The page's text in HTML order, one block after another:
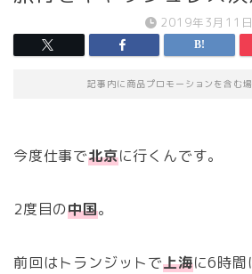
2019年3月11日
記事内に商品プロモーションを含む
今度仕事で北京に行くんです。
2度目の中国。
前回はトランジットで上海に6時間